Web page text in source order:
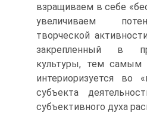
взращиваем в себе
увеличиваем
творческой
закрепленный в
культуры, тем самым
интериоризуется во
субъекта
субъективного духа